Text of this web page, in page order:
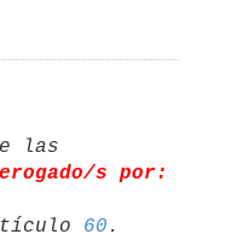
las
s por:
60